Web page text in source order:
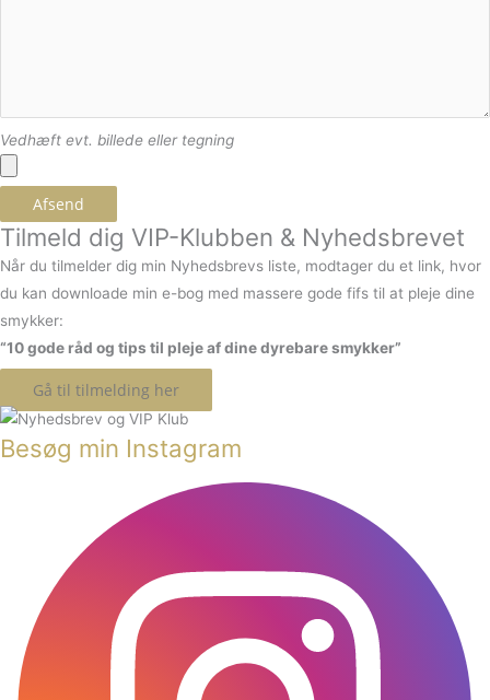
Vedhæft evt. billede eller tegning
Afsend
Tilmeld dig VIP-Klubben & Nyhedsbrevet
Når du tilmelder dig min Nyhedsbrevs liste, modtager du et link, hvor
du kan downloade min e-bog med massere gode fifs til at pleje dine
smykker:
“10 gode råd og tips til pleje af dine dyrebare smykker”
Gå til tilmelding her
Besøg min Instagram